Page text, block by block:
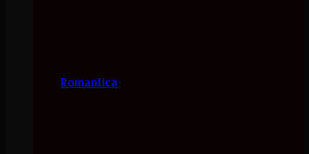
Romantica